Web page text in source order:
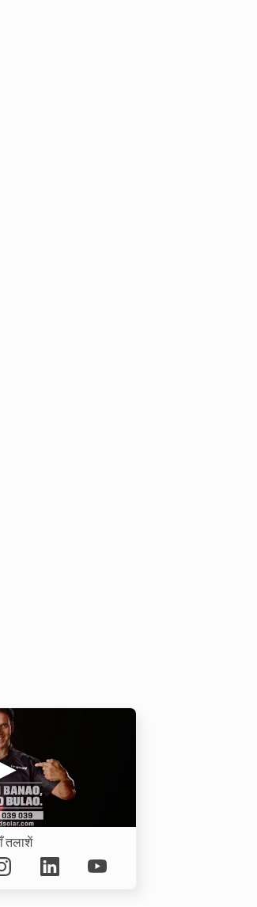
तलाशें